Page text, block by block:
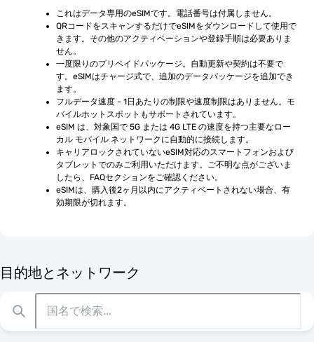
これはデータ専用のeSIMです。電話番号は付属しません。
QRコードをスキャンするだけでeSIMをダウンロードして使用で
きます。その他のアクティベーションや登録手順は必要ありま
せん。
一度限りのプリペイドパッケージ。自動更新や契約は不要で
す。eSIMはチャージ式で、追加のデータパッケージを追加でき
ます。
フルデータ速度 - 1日あたりの制限や速度制限はありません。モ
バイルホットスポットもサポートされています。
eSIM は、対象国で 5G または 4G LTE の速度を持つ主要なロー
カル モバイル ネットワークに自動的に接続します。
キャリアロックされていないeSIM対応のスマートフォンおよび
タブレットでのみご利用いただけます。ご不明な点がございま
したら、FAQセクションをご確認ください。
eSIMは、購入後2ヶ月以内にアクティベートされない場合、有
効期限が切れます。
目的地とネットワーク